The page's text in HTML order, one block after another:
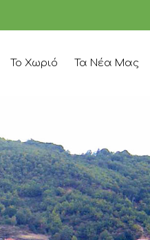
Το Χωριό Τα Νέα Μας